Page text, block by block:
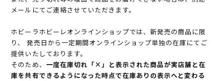
メールにてご連絡させていただきます。
ホビーラホビーレオンラインショップでは、新発売の商品に限
り、 発売日から一定期間オンラインショップ単独の在庫にてご
提供いたしております。
そのため、 一度在庫切れ「×」と表示された商品が実店舗と在
庫を共有できるようになった時点で在庫ありの表示へと変わる